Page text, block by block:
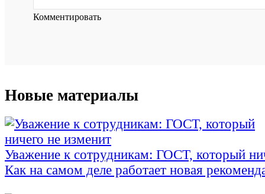
Комментировать
Новые материалы
Уважение к сотрудникам: ГОСТ, который
Как на самом деле работает новая